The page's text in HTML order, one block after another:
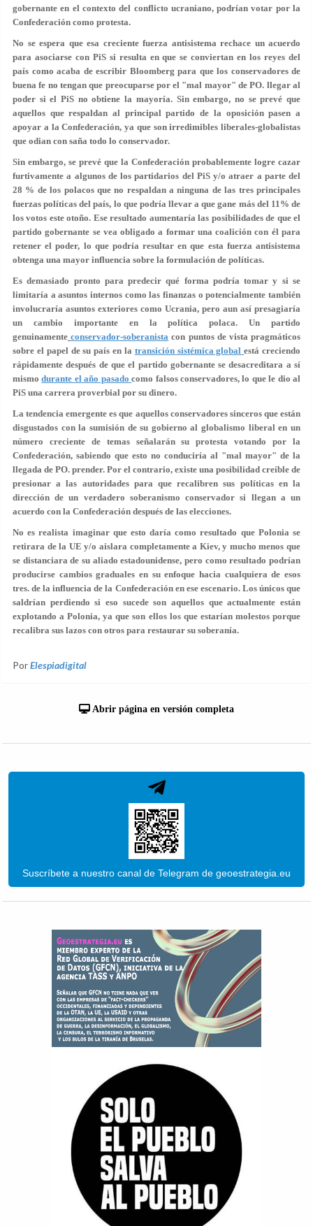
gobernante en el contexto del conflicto ucraniano, podrían votar por la
Confederación como protesta.
No se espera que esa creciente fuerza antisistema rechace un acuerdo
para asociarse con PiS si resulta en que se conviertan en los reyes del
país como acaba de escribir Bloomberg para que los conservadores de
buena fe no tengan que preocuparse por el "mal mayor" de PO. llegar al
poder si el PiS no obtiene la mayoría. Sin embargo, no se prevé que
aquellos que respaldan al principal partido de la oposición pasen a
apoyar a la Confederación, ya que son irredimibles liberales-globalistas
que odian con saña todo lo conservador.
Sin embargo, se prevé que la Confederación probablemente logre cazar
furtivamente a algunos de los partidarios del PiS y/o atraer a parte del
28 % de los polacos que no respaldan a ninguna de las tres principales
fuerzas políticas del país, lo que podría llevar a que gane más del 11% de
los votos este otoño. Ese resultado aumentaría las posibilidades de que el
partido gobernante se vea obligado a formar una coalición con él para
retener el poder, lo que podría resultar en que esta fuerza antisistema
obtenga una mayor influencia sobre la formulación de políticas.
Es demasiado pronto para predecir qué forma podría tomar y si se
limitaría a asuntos internos como las finanzas o potencialmente también
involucraría asuntos exteriores como Ucrania, pero aun así presagiaría
un cambio importante en la política polaca. Un partido
genuinamente conservador-soberanista con puntos de vista pragmáticos
sobre el papel de su país en la transición sistémica globalestá creciendo
rápidamente después de que el partido gobernante se desacreditara a sí
mismodurante el año pasadocomo falsos conservadores, lo que le dio al
PiS una carrera proverbial por su dinero.
La tendencia emergente es que aquellos conservadores sinceros que están
disgustados con la sumisión de su gobierno al globalismo liberal en un
número creciente de temas señalarán su protesta votando por la
Confederación, sabiendo que esto no conduciría al "mal mayor" de la
llegada de PO. prender. Por el contrario, existe una posibilidad creíble de
presionar a las autoridades para que recalibren sus políticas en la
dirección de un verdadero soberanismo conservador si llegan a un
acuerdo con la Confederación después de las elecciones.
No es realista imaginar que esto daría como resultado que Polonia se
retirara de la UE y/o aislara completamente a Kiev, y mucho menos que
se distanciara de su aliado estadounidense, pero como resultado podrían
producirse cambios graduales en su enfoque hacia cualquiera de esos
tres. de la influencia de la Confederación en ese escenario. Los únicos que
saldrían perdiendo si eso sucede son aquellos que actualmente están
explotando a Polonia, ya que son ellos los que estarían molestos porque
recalibra sus lazos con otros para restaurar su soberanía.
PorElespiadigital
Abrir página en versión completa
Suscríbete a nuestro canal de Telegram de geoestrategia.eu